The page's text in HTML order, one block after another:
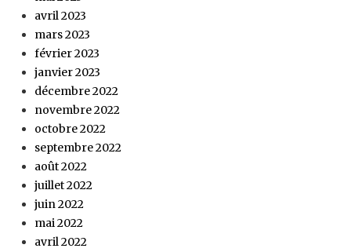
avril 2023
mars 2023
février 2023
janvier 2023
décembre 2022
novembre 2022
octobre 2022
septembre 2022
août 2022
juillet 2022
juin 2022
mai 2022
avril 2022